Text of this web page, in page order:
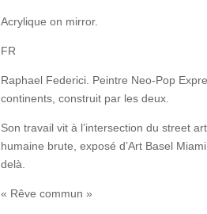
Acrylique on mirror.
FR
Raphael Federici. Peintre Neo-Pop
continents, construit par les deux.
Son travail vit à l’intersection du street
humaine brute, exposé d’Art Basel
delà.
« Rêve commun »